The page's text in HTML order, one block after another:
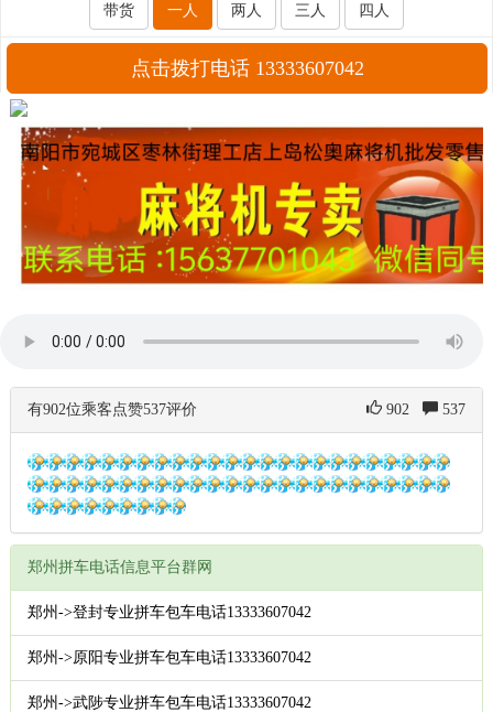
带货 一人 两人 三人 四人
点击拨打电话 13333607042
有902位乘客点赞537评价 902 537
郑州拼车电话信息平台群网
郑州->登封专业拼车包车电话13333607042
郑州->原阳专业拼车包车电话13333607042
郑州->武陟专业拼车包车电话13333607042